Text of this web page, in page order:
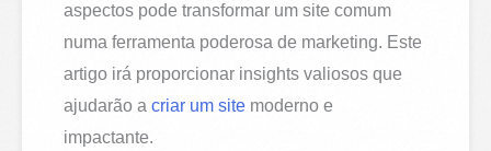
aspectos pode transformar um site comum
numa ferramenta poderosa de marketing. Este
artigo irá proporcionar insights valiosos que
ajudarão acriar um site moderno e
impactante.